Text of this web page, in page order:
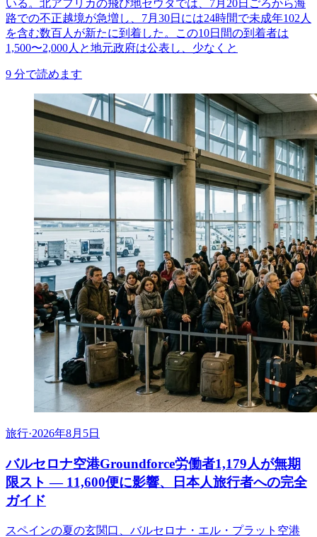
いる。北アフリカの飛び地セウタでは、7月20日ごろから海
路での不正越境が急増し、7月30日には24時間で未成年102人
を含む数百人が新たに到着した。この10日間の到着者は
1,500〜2,000人と地元政府は公表し、少なくと
9 分で読めます
旅行·2026年8月5日
バルセロナ空港Groundforce労働者1,179人が無期
限スト ― 11,600便に影響、日本人旅行者への完全
ガイド
スペインの夏の玄関口、バルセロナ・エル・プラット空港